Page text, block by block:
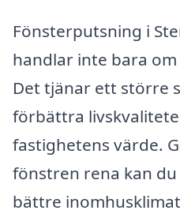
Fönsterputsning i
handlar inte bara
Det tjänar ett större
förbättra
fastighetens värde.
fönstren rena kan
bättre